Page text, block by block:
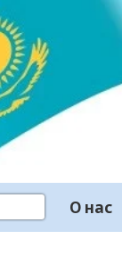
О нас